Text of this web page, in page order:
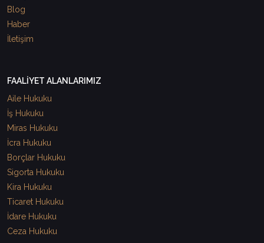
Blog
Haber
İletişim
FAALİYET ALANLARIMIZ
Aile Hukuku
İş Hukuku
Miras Hukuku
İcra Hukuku
Borçlar Hukuku
Sigorta Hukuku
Kira Hukuku
Ticaret Hukuku
İdare Hukuku
Ceza Hukuku